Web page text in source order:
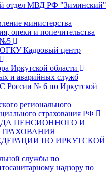
отдел МВД РФ "Зиминский"
министерства
опеки и попечительства
№5
Кадровый центр
Иркутской области
и аварийных служб
№ 6 по Иркутской
регионального
страхования РФ
ПЕНСИОННОГО И
ПО ИРКУТСКОЙ
службы по
надзору по